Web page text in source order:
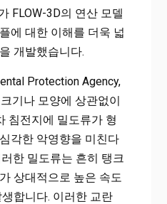
FLOW-3D의 연산 모델
에 대한 이해를 더욱 넓
개발했습니다.
Protection Agency,
기나 모양에 상관없이
침전지에 밀도류가 형
각한 악영향을 미친다
한 밀도류는 흔히 탱크
상대적으로 높은 속도
합니다. 이러한 교란